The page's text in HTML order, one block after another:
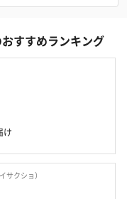
すすめランキング
け
サクショ）